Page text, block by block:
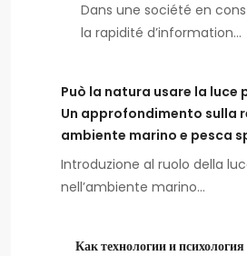
Dans une société en
la rapidité d’information…
Può la natura usare la luce
Un approfondimento sulla
ambiente marino e pesca
Introduzione al ruolo della
nell’ambiente marino…
Как технологии и